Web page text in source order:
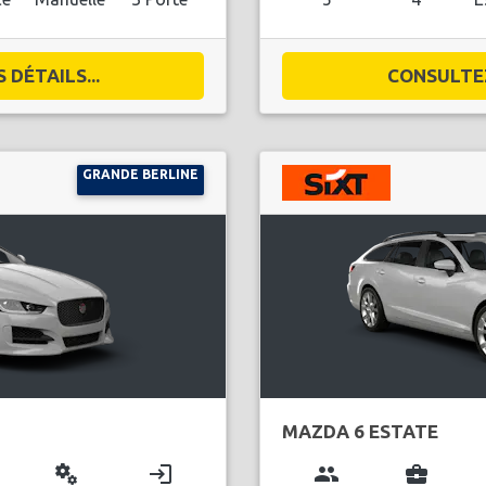
DÉTAILS...
GRANDE BERLINE
miscellaneous_services login
MAZDA 6 ESTATE
group business_center